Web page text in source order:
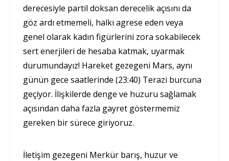
derecesiyle partil doksan derecelik açısını da
göz ardı etmemeli, halkı agrese eden veya
genel olarak kadın figürlerini zora sokabilecek
sert enerjileri de hesaba katmak, uyarmak
durumundayız! Hareket gezegeni Mars, aynı
günün gece saatlerinde (23:40) Terazi burcuna
geçiyor. İlişkilerde denge ve huzuru sağlamak
açısından daha fazla gayret göstermemiz
gereken bir sürece giriyoruz.
İletişim gezegeni Merkür barış, huzur ve